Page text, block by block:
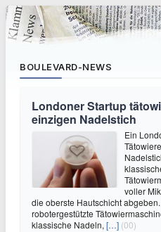
BOULEVARD-NEWS
Londoner Startup
einzigen Nadelstich
Ein
voller
die oberste Hautschicht
robotergestützte
klassische Nadeln,[…] (00)